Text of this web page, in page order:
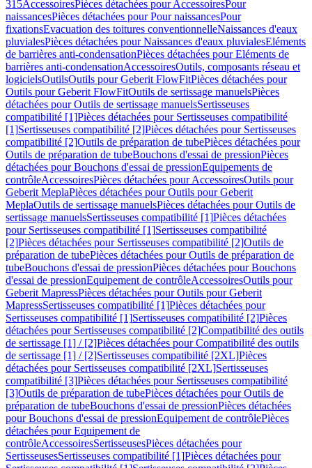
315AccessoiresPièces détachées pour AccessoiresPour
naissancesPièces détachées pour Pour naissancesPour
fixationsEvacuation des toitures conventionnelleNaissances d'eaux
pluvialesPièces détachées pour Naissances d'eaux pluvialesEléments
de barrières anti-condensationPièces détachées pour Eléments de
barrières anti-condensationAccessoiresOutils, composants réseau et
logicielsOutilsOutils pour Geberit FlowFitPièces détachées pour
Outils pour Geberit FlowFitOutils de sertissage manuelsPièces
détachées pour Outils de sertissage manuelsSertisseuses
compatibilité [1]Pièces détachées pour Sertisseuses compatibilité
[1]Sertisseuses compatibilité [2]Pièces détachées pour Sertisseuses
compatibilité [2]Outils de préparation de tubePièces détachées pour
Outils de préparation de tubeBouchons d'essai de pressionPièces
détachées pour Bouchons d'essai de pressionEquipements de
contrôleAccessoiresPièces détachées pour AccessoiresOutils pour
Geberit MeplaPièces détachées pour Outils pour Geberit
MeplaOutils de sertissage manuelsPièces détachées pour Outils de
sertissage manuelsSertisseuses compatibilité [1]Pièces détachées
pour Sertisseuses compatibilité [1]Sertisseuses compatibilité
[2]Pièces détachées pour Sertisseuses compatibilité [2]Outils de
préparation de tubePièces détachées pour Outils de préparation de
tubeBouchons d'essai de pressionPièces détachées pour Bouchons
d'essai de pressionEquipement de contrôleAccessoiresOutils pour
Geberit MapressPièces détachées pour Outils pour Geberit
MapressSertisseuses compatibilité [1]Pièces détachées pour
Sertisseuses compatibilité [1]Sertisseuses compatibilité [2]Pièces
détachées pour Sertisseuses compatibilité [2]Compatibilité des outils
de sertissage [1] / [2]Pièces détachées pour Compatibilité des outils
de sertissage [1] / [2]Sertisseuses compatibilité [2XL]Pièces
détachées pour Sertisseuses compatibilité [2XL]Sertisseuses
compatibilité [3]Pièces détachées pour Sertisseuses compatibilité
[3]Outils de préparation de tubePièces détachées pour Outils de
préparation de tubeBouchons d'essai de pressionPièces détachées
pour Bouchons d'essai de pressionEquipement de contrôlePièces
détachées pour Equipement de
contrôleAccessoiresSertisseusesPièces détachées pour
SertisseusesSertisseuses compatibilité [1]Pièces détachées pour